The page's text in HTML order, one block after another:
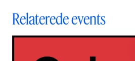
Relaterede events